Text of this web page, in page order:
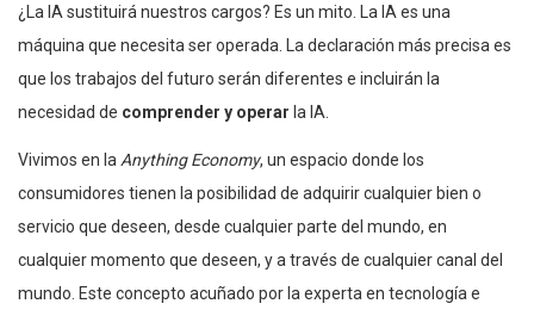
¿La IA sustituirá nuestros cargos? Es un mito. La IA es una
máquina que necesita ser operada. La declaración más precisa es
que los trabajos del futuro serán diferentes e incluirán la
necesidad de comprender y operar la IA.
Vivimos en laAnything Economy, un espacio donde los
consumidores tienen la posibilidad de adquirir cualquier bien o
servicio que deseen, desde cualquier parte del mundo, en
cualquier momento que deseen, y a través de cualquier canal del
mundo. Este concepto acuñado por la experta en tecnología e